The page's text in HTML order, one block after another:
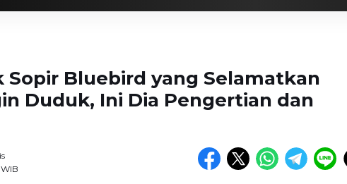
Sopir Bluebird yang Selamatkan
Duduk, Ini Dia Pengertian dan